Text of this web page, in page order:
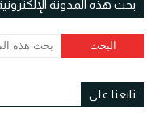
بحث هذه المدونة
تابعنا على